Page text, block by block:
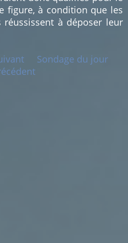
figure, à condition que les
réussissent à déposer leur
Sondage du jour